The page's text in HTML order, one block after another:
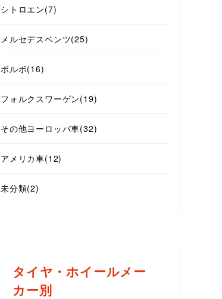
シトロエン(7)
メルセデスベンツ(25)
ボルボ(16)
フォルクスワーゲン(19)
その他ヨーロッパ車(32)
アメリカ車(12)
未分類(2)
タイヤ・ホイールメー
カー別